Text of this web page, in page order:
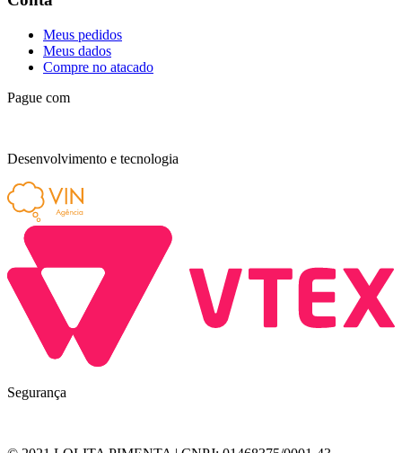
Meus pedidos
Meus dados
Compre no atacado
Pague com
Desenvolvimento e tecnologia
Segurança